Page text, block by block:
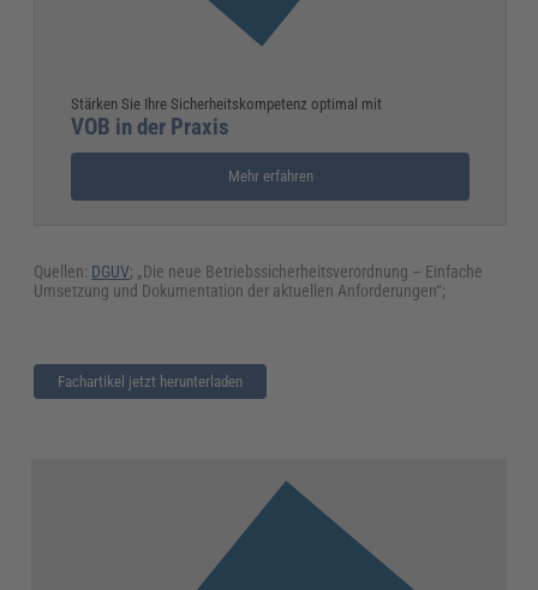
Stärken Sie Ihre Sicherheitskompetenz optimal mit
VOB in der Praxis
Mehr erfahren
Quellen: DGUV; „Die neue Betriebssicherheitsverordnung – Einfache
Umsetzung und Dokumentation der aktuellen Anforderungen“;
Fachartikel jetzt herunterladen